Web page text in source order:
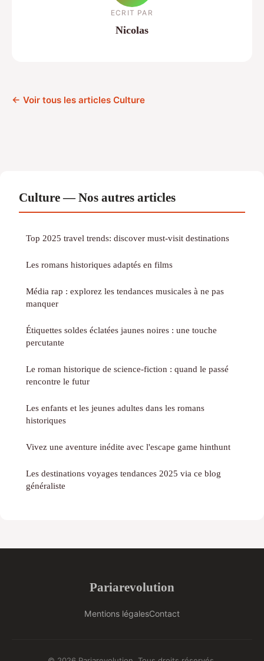
ECRIT PAR
Nicolas
← Voir tous les articles Culture
Culture — Nos autres articles
Top 2025 travel trends: discover must-visit destinations
Les romans historiques adaptés en films
Média rap : explorez les tendances musicales à ne pas
manquer
Étiquettes soldes éclatées jaunes noires : une touche
percutante
Le roman historique de science-fiction : quand le passé
rencontre le futur
Les enfants et les jeunes adultes dans les romans
historiques
Vivez une aventure inédite avec l'escape game hinthunt
Les destinations voyages tendances 2025 via ce blog
généraliste
Pariarevolution
Mentions légalesContact